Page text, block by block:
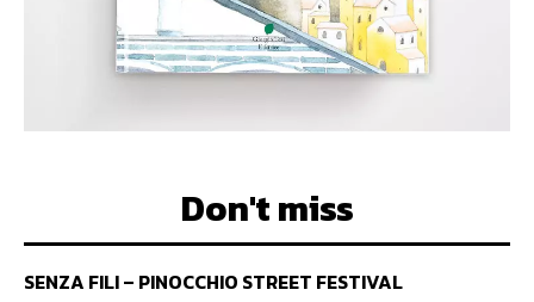
Don't miss
SENZA FILI – PINOCCHIO STREET FESTIVAL